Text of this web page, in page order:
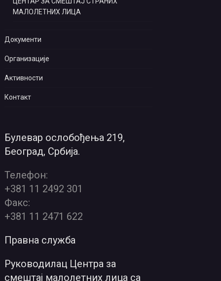
МАЛОЛЕТНИХ ЛИЦА
Документи
Организације
Активности
Контакт
Булевар ослобођења 219,
Београд, Србија.
Телефон:
+381 11 2492 301
Факс:
+381 11 2471 622
Правна служба
Руководилац Центра за
смештај малолетних лица са